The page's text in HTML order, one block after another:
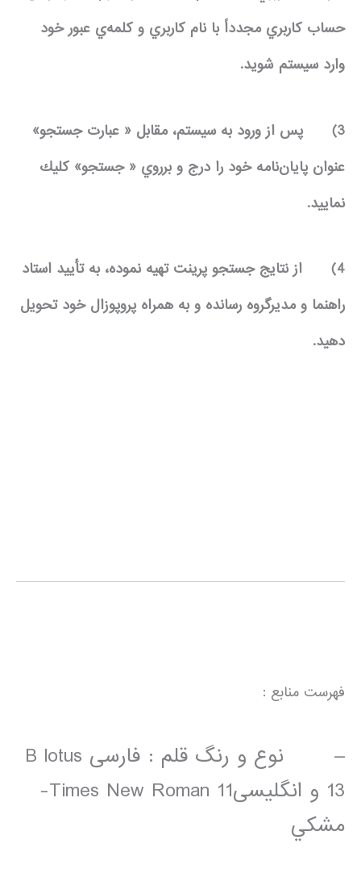
حساب كاربري مجدداً با نام كاربري و كلمه‌ي عبور خود
وارد سيستم شويد.
3)
پس از ورود به سيستم، مقابل « عبارت جستجو»
عنوان پايان‌نامه خود را درج و برروي « جستجو» كليك
نماييد.
4)
از نتايج جستجو پرينت تهيه نموده، به تأييد استاد
راهنما و مديرگروه رسانده و به همراه پروپوزال خود تحويل
دهيد.
فهرست منابع :
– نوع و رنگ قلم : فارسی B lotus
13 و انگلیسیTimes New Roman 11-
مشكي